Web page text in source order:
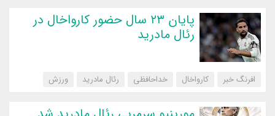
پایان ۲۳ سال حضور کارواخال در
رئال مادرید
افرنگ خبر کارواخال خداحافظی رئال مادرید ‌ورزش